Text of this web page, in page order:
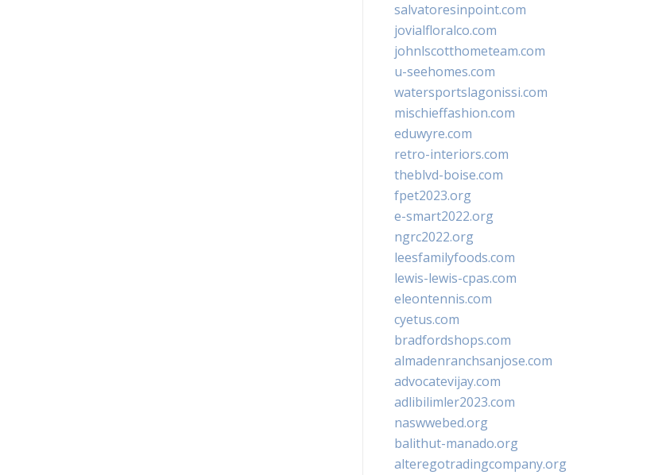
salvatoresinpoint.com
jovialfloralco.com
johnlscotthometeam.com
u-seehomes.com
watersportslagonissi.com
mischieffashion.com
eduwyre.com
retro-interiors.com
theblvd-boise.com
fpet2023.org
e-smart2022.org
ngrc2022.org
leesfamilyfoods.com
lewis-lewis-cpas.com
eleontennis.com
cyetus.com
bradfordshops.com
almadenranchsanjose.com
advocatevijay.com
adlibilimler2023.com
naswwebed.org
balithut-manado.org
alteregotradingcompany.org